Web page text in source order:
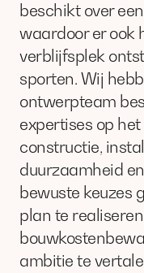
beschikt over
waardoor er ook
verblijfsplek
sporten. Wij
ontwerpteam
expertises op
constructie,
duurzaamheid
bewuste keuzes
plan te
ambitie te